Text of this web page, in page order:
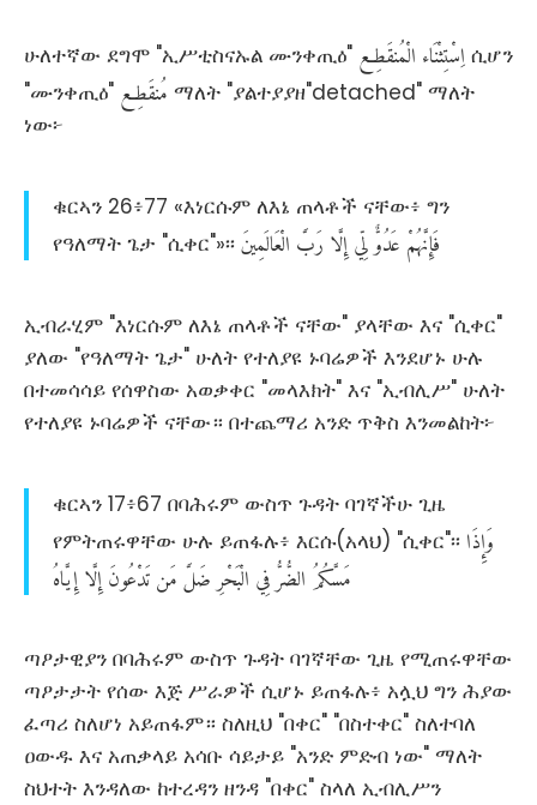
ሁለተኛው ደግሞ "ኢሥቲስናኡል ሙንቀጢዕ" اِسْتِثْنَاءالْمُنقَطِع
ሲሆን
"ሙንቀጢዕ" مُنقَطِع ማለት "ያልተያያዘ"detached" ማለት
ነው፦
ቁርኣን 26፥77 «እነርሱም ለእኔ ጠላቶች ናቸው፥ ግን
የዓለማት ጌታ "ሲቀር"»፡፡
فَإِنَّهُمْعَدُوٌّلِّيإِلَّارَبَّالْعَالَمِينَ
ኢብራሂም "እነርሱም ለእኔ ጠላቶች ናቸው" ያላቸው እና "ሲቀር"
ያለው "የዓለማት ጌታ" ሁለት የተለያዩ ኑባሬዎች እንደሆኑ ሁሉ
በተመሳሳይ የሰዋስው አወቃቀር "መላእክት" እና "ኢብሊሥ" ሁለት
የተለያዩ ኑባሬዎች ናቸው። በተጨማሪ አንድ ጥቅስ እንመልከት፦
ቁርኣን 17፥67 በባሕሩም ውስጥ ጉዳት ባገኛችሁ ጊዜ
የምትጠሩዋቸው ሁሉ ይጠፋሉ፥ እርሱ(አላህ) "ሲቀር"፡፡ وَإِذَا
مَسَّكُمُالضُّرُّفِيالْبَحْرِ ضَلَّمَنتَدْعُونَإِلَّاإِيَّاهُ
ጣዖታዊያን በባሕሩም ውስጥ ጉዳት ባገኛቸው ጊዜ የሚጠሩዋቸው
ጣዖታታት የሰው እጅ ሥራዎች ሲሆኑ ይጠፋሉ፥ አሏህ ግን ሕያው
ፈጣሪ ስለሆነ አይጠፋም። ስለዚህ "በቀር" "በስተቀር" ስለተባለ
ዐውዱ እና አጠቃላይ አሳቡ ሳይታይ "አንድ ምድብ ነው" ማለት
ስህተት እንዳለው ከተረዳን ዘንዳ "በቀር" ስላለ ኢብሊሥን